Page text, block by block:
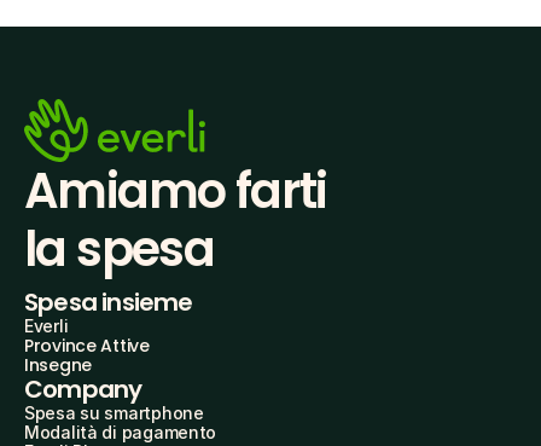
Amiamo farti
la spesa
Spesa insieme
Everli
Province Attive
Insegne
Company
Spesa su smartphone
Modalità di pagamento